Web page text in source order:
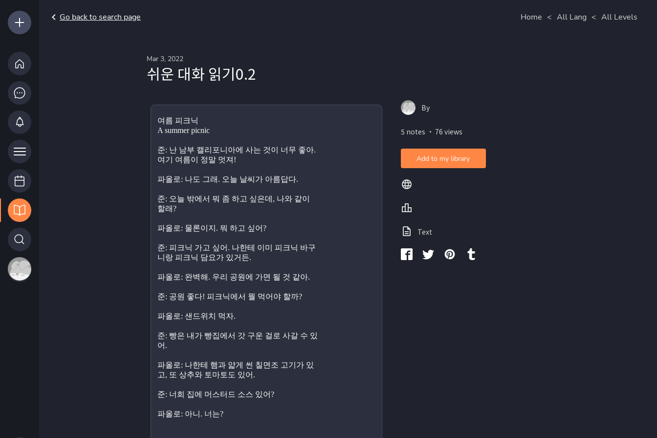
Go back to search page Home < All Lang < All Levels
Mar 3, 2022
쉬운 대화 읽기0.2
여름 피크닉
A summer picnic
준: 난 남부 캘리포니아에 사는 것이 너무 좋아.
여기 여름이 정말 멋져!
파올로: 나도 그래. 오늘 날씨가 아름답다.
준: 오늘 밖에서 뭐 좀 하고 싶은데, 나와 같이
할래?
파올로: 물론이지. 뭐 하고 싶어?
준: 피크닉 가고 싶어. 나한테 이미 피크닉 바구
니랑 피크닉 담요가 있거든.
파올로: 완벽해. 우리 공원에 가면 될 것 같아.
준: 공원 좋다! 피크닉에서 뭘 먹어야 할까?
파올로: 샌드위치 먹자.
준: 빵은 내가 빵집에서 갓 구운 걸로 사갈 수 있
어.
파올로: 나한테 햄과 얇게 썬 칠면조 고기가 있
고, 또 상추와 토마토도 있어.
준: 너희 집에 머스터드 소스 있어?
파올로: 아니. 너는?
By
5 notes ・ 76 views
Add to my library
Text